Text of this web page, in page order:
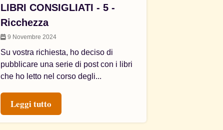
LIBRI CONSIGLIATI - 5 -
Ricchezza
9 Novembre 2024
Su vostra richiesta, ho deciso di
pubblicare una serie di post con i libri
che ho letto nel corso degli...
Leggi tutto